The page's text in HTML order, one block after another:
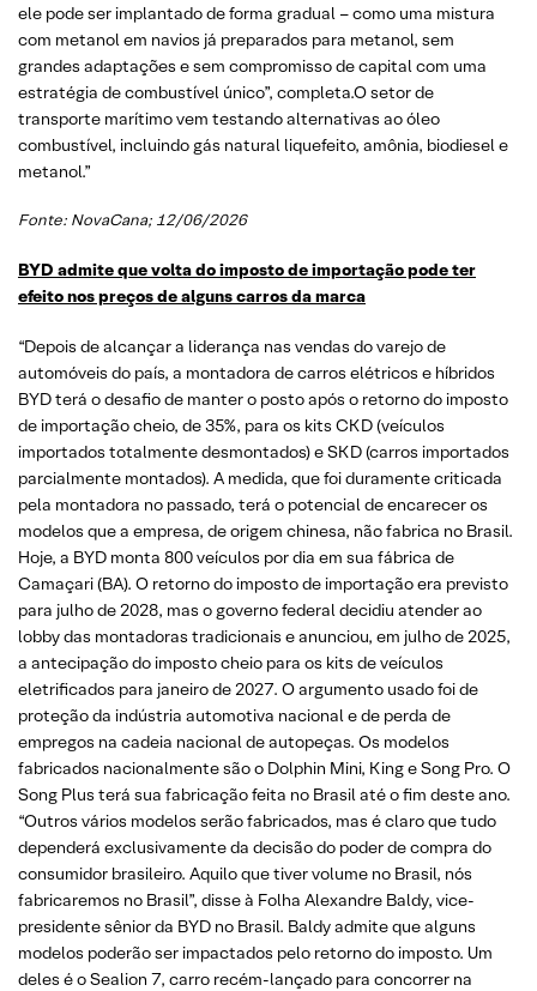
ele pode ser implantado de forma gradual – como uma mistura
com metanol em navios já preparados para metanol, sem
grandes adaptações e sem compromisso de capital com uma
estratégia de combustível único”, completa.O setor de
transporte marítimo vem testando alternativas ao óleo
combustível, incluindo gás natural liquefeito, amônia, biodiesel e
metanol.”
Fonte: NovaCana; 12/06/2026
BYD admite que volta do imposto de importação pode ter
efeito nos preços de alguns carros da marca
“Depois de alcançar a liderança nas vendas do varejo de
automóveis do país, a montadora de carros elétricos e híbridos
BYD terá o desafio de manter o posto após o retorno do imposto
de importação cheio, de 35%, para os kits CKD (veículos
importados totalmente desmontados) e SKD (carros importados
parcialmente montados). A medida, que foi duramente criticada
pela montadora no passado, terá o potencial de encarecer os
modelos que a empresa, de origem chinesa, não fabrica no Brasil.
Hoje, a BYD monta 800 veículos por dia em sua fábrica de
Camaçari (BA). O retorno do imposto de importação era previsto
para julho de 2028, mas o governo federal decidiu atender ao
lobby das montadoras tradicionais e anunciou, em julho de 2025,
a antecipação do imposto cheio para os kits de veículos
eletrificados para janeiro de 2027. O argumento usado foi de
proteção da indústria automotiva nacional e de perda de
empregos na cadeia nacional de autopeças. Os modelos
fabricados nacionalmente são o Dolphin Mini, King e Song Pro. O
Song Plus terá sua fabricação feita no Brasil até o fim deste ano.
“Outros vários modelos serão fabricados, mas é claro que tudo
dependerá exclusivamente da decisão do poder de compra do
consumidor brasileiro. Aquilo que tiver volume no Brasil, nós
fabricaremos no Brasil”, disse à Folha Alexandre Baldy, vice-
presidente sênior da BYD no Brasil. Baldy admite que alguns
modelos poderão ser impactados pelo retorno do imposto. Um
deles é o Sealion 7, carro recém-lançado para concorrer na